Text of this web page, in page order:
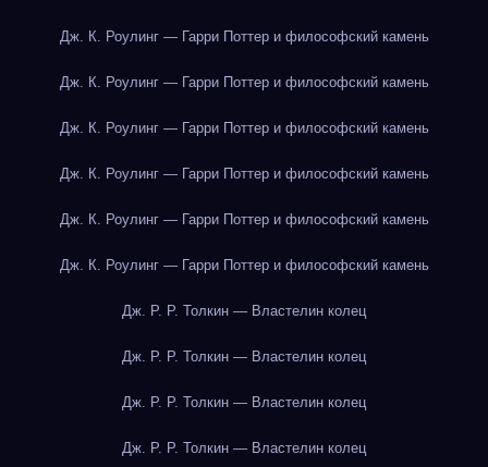
Дж. К. Роулинг — Гарри Поттер и философский камень
Дж. К. Роулинг — Гарри Поттер и философский камень
Дж. К. Роулинг — Гарри Поттер и философский камень
Дж. К. Роулинг — Гарри Поттер и философский камень
Дж. К. Роулинг — Гарри Поттер и философский камень
Дж. К. Роулинг — Гарри Поттер и философский камень
Дж. Р. Р. Толкин — Властелин колец
Дж. Р. Р. Толкин — Властелин колец
Дж. Р. Р. Толкин — Властелин колец
Дж. Р. Р. Толкин — Властелин колец